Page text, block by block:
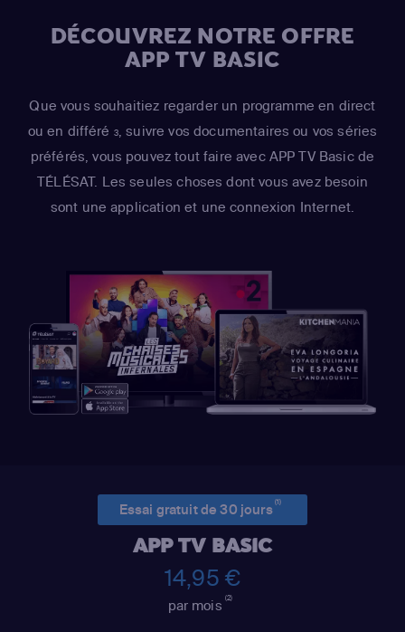
DÉCOUVREZ NOTRE OFFRE
APP TV BASIC
Que vous souhaitiez regarder un programme en direct
ou en différé 3, suivre vos documentaires ou vos séries
préférés, vous pouvez tout faire avec APP TV Basic de
TÉLÉSAT. Les seules choses dont vous avez besoin
sont une application et une connexion Internet.
Essai gratuit de 30 jours(1)
APP TV BASIC
14,95 €
par mois(2)